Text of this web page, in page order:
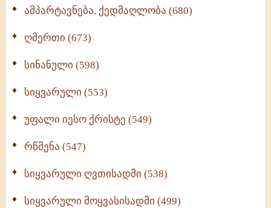
ამპარტავნება, ქედმაღლობა (680)
ღმერთი (673)
სინანული (598)
სიყვარული (553)
უფალი იესო ქრისტე (549)
რწმენა (547)
სიყვარული ღვთისადმი (538)
სიყვარული მოყვასისადმი (499)